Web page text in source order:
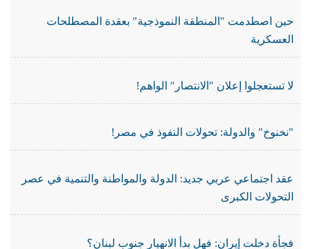
حين اصطدمت "المنطقة النموذجية" بعقدة المصطلحات
العسكرية
لا تستعجلوا إعلان "الانتصار" الواهم!
"نخنوخ" والدولة: تحولات النفوذ في مصر!
عقد اجتماعي عربي جديد: الدولة والمواطنة والتنمية في عصر
التحولات الكبرى
فجأة دخلت إيران: فهل بدأ الانهيار جنوب لبنان؟